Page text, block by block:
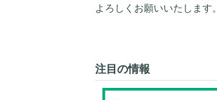
よろしくお願いいたします。
注目の情報